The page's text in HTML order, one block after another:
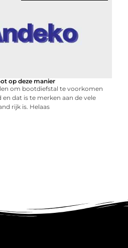
op deze manier
om bootdiefstal te voorkomen
dat is te merken aan de vele
rijk is. Helaas